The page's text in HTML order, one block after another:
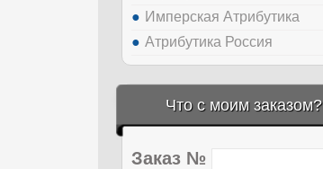
Имперская Атрибутика
Атрибутика Россия
Что с моим заказом?
Заказ №